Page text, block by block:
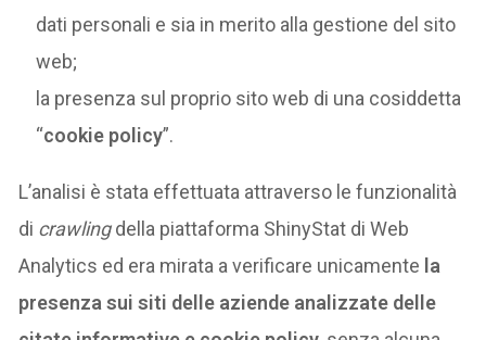
dati personali e sia in merito alla gestione del sito
web;
la presenza sul proprio sito web di una cosiddetta
“cookie policy”.
L’analisi è stata effettuata attraverso le funzionalità
di crawlingdella piattaforma ShinyStat di Web
Analytics ed era mirata a verificare unicamente la
presenza sui siti delle aziende analizzate delle